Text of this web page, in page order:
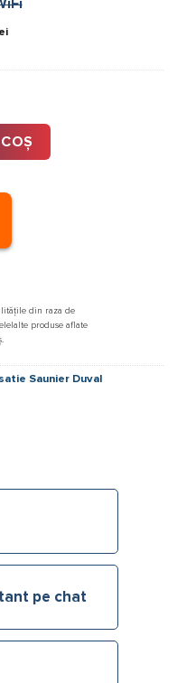
lei
Duval Thelia Condens 25
din raza de
produse aflate
Saunier Duval
pe chat